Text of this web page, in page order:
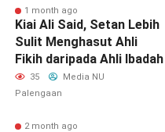
1 month ago
Kiai Ali Said, Setan Lebih
Sulit Menghasut Ahli
Fikih daripada Ahli Ibadah
35
Media NU
Palengaan
2 month ago